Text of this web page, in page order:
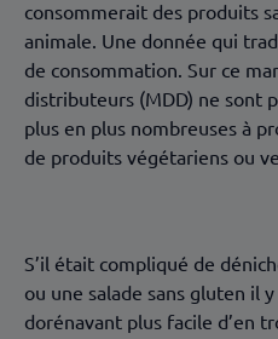
consommerait des produits
animale. Une donnée qui
de consommation. Sur ce
distributeurs (MDD) ne sont
plus en plus nombreuses à
de produits végétariens ou
S’il était compliqué de
ou une salade sans gluten il
dorénavant plus facile d’en